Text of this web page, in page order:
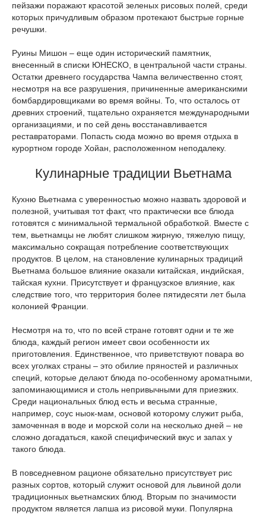
пейзажи поражают красотой зеленых рисовых полей, среди
которых причудливым образом протекают быстрые горные
речушки.
Руины Мишон – еще один исторический памятник,
внесенный в списки ЮНЕСКО, в центральной части страны.
Остатки древнего государства Чампа величественно стоят,
несмотря на все разрушения, причиненные американскими
бомбардировщиками во время войны. То, что осталось от
древних строений, тщательно охраняется международными
организациями, и по сей день восстанавливается
реставраторами. Попасть сюда можно во время отдыха в
курортном городе Хойан, расположенном неподалеку.
Кулинарные традиции Вьетнама
Кухню Вьетнама с уверенностью можно назвать здоровой и
полезной, учитывая тот факт, что практически все блюда
готовятся с минимальной термальной обработкой. Вместе с
тем, вьетнамцы не любят слишком жирную, тяжелую пищу,
максимально сокращая потребление соответствующих
продуктов. В целом, на становление кулинарных традиций
Вьетнама большое влияние оказали китайская, индийская,
тайская кухни. Присутствует и французское влияние, как
следствие того, что территория более пятидесяти лет была
колонией Франции.
Несмотря на то, что по всей стране готовят одни и те же
блюда, каждый регион имеет свои особенности их
приготовления. Единственное, что приветствуют повара во
всех уголках страны – это обилие пряностей и различных
специй, которые делают блюда по-особенному ароматными,
запоминающимися и столь непривычными для приезжих.
Среди национальных блюд есть и весьма странные,
например, соус ныок-мам, основой которому служит рыба,
замоченная в воде и морской соли на несколько дней – не
сложно догадаться, какой специфический вкус и запах у
такого блюда.
В повседневном рационе обязательно присутствует рис
разных сортов, который служит основой для львиной доли
традиционных вьетнамских блюд. Вторым по значимости
продуктом является лапша из рисовой муки. Популярна